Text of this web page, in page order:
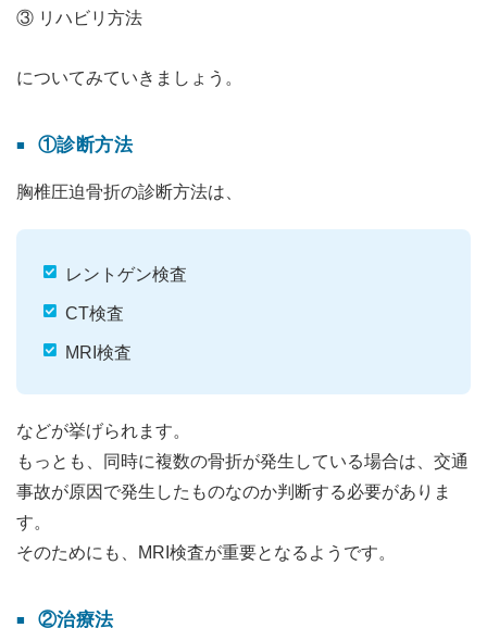
③ リハビリ方法
についてみていきましょう。
①診断方法
胸椎圧迫骨折の診断方法は、
レントゲン検査
CT検査
MRI検査
などが挙げられます。
もっとも、同時に複数の骨折が発生している場合は、交通
事故が原因で発生したものなのか判断する必要がありま
す。
そのためにも、MRI検査が重要となるようです。
②治療法